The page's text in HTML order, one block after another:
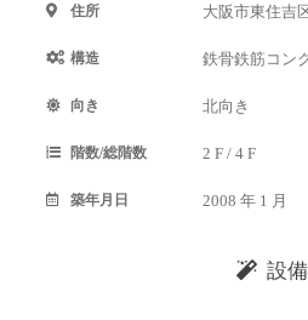
住所 大阪市東住吉
構造 鉄骨鉄筋コン
向き 北向き
階数/総階数 2 F / 4 F
築年月日 2008 年 1 月
設備